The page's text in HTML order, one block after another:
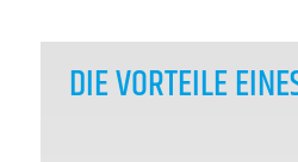
DIE VORTEILE